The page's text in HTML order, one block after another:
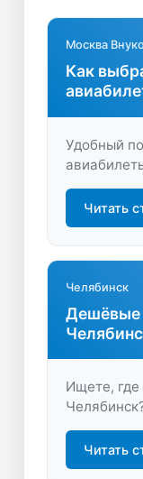
Москва
Как
Удобный
и
Экономьте
Читать
Челябинск
Дешёвые
Ищете, где
лучшие
в
экономией
Читать